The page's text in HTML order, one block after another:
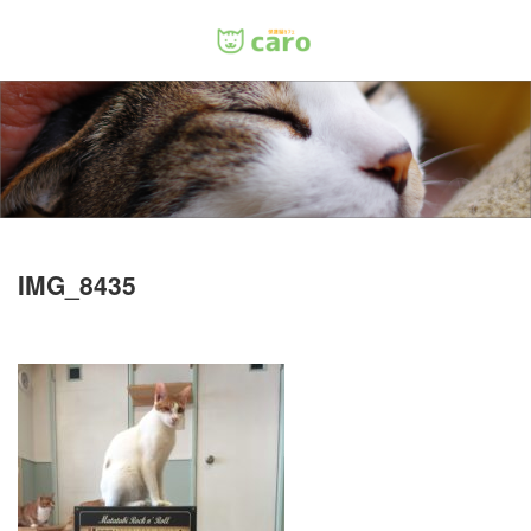
IMG_8435
Menu
ホーム
料金
里親について
お問い合わせ